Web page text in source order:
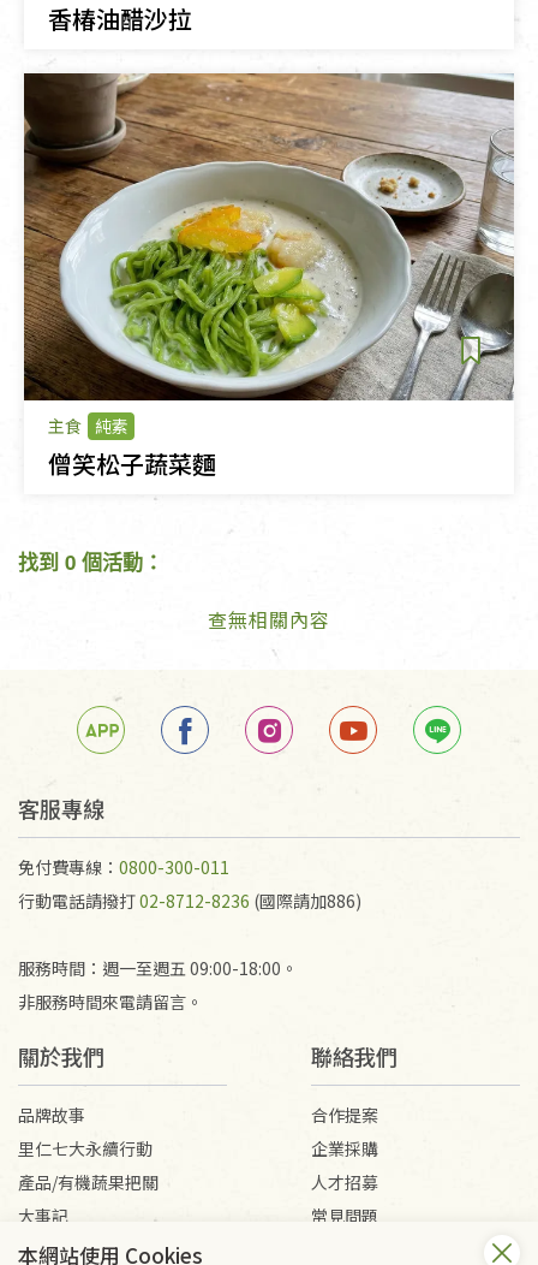
香椿油醋沙拉
主食 純素
僧笑松子蔬菜麵
找到 0 個活動：
查無相關內容
客服專線
免付費專線： 0800-300-011
行動電話請撥打02-8712-8236 (國際請加886)
服務時間：週一至週五 09:00-18:00。
非服務時間來電請留言。
關於我們
品牌故事
里仁七大永續行動
產品/有機蔬果把關
大事記
媒體報導
聯絡我們
合作提案
企業採購
人才招募
常見問題
本網站使用 Cookies